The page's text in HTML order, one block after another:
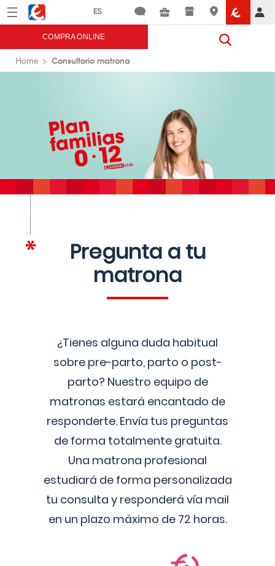
Menú Eroski
COMPRA ONLINE
Home Consultorio matrona
Pregunta a tu
matrona
¿Tienes alguna duda habitual
sobre pre-parto, parto o post-
parto? Nuestro equipo de
matronas estará encantado de
responderte. Envía tus preguntas
de forma totalmente gratuita.
Una matrona profesional
estudiará de forma personalizada
tu consulta y responderá vía mail
en un plazo máximo de 72 horas.